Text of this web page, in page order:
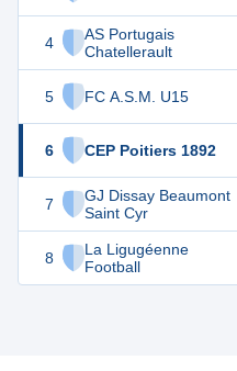
4
AS Portugais
Chatellerault
5 FC A.S.M. U15
6 CEP Poitiers 1892
7
GJ Dissay Beaumont
Saint Cyr
8
La Ligugéenne
Football
7
3